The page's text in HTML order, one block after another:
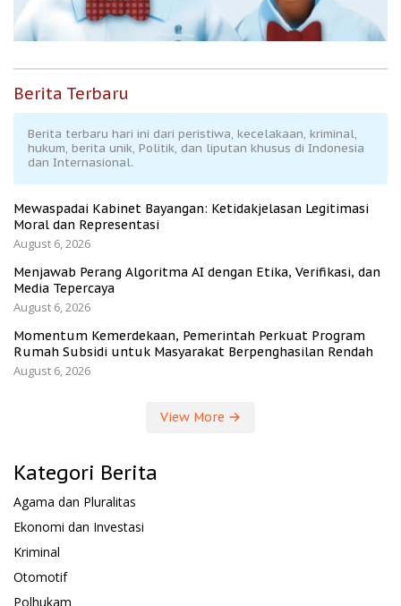
Berita Terbaru
Berita terbaru hari ini dari peristiwa, kecelakaan, kriminal,
hukum, berita unik, Politik, dan liputan khusus di Indonesia
dan Internasional.
Mewaspadai Kabinet Bayangan: Ketidakjelasan Legitimasi
Moral dan Representasi
August 6, 2026
Menjawab Perang Algoritma AI dengan Etika, Verifikasi, dan
Media Tepercaya
August 6, 2026
Momentum Kemerdekaan, Pemerintah Perkuat Program
Rumah Subsidi untuk Masyarakat Berpenghasilan Rendah
August 6, 2026
View More
Kategori Berita
Agama dan Pluralitas
Ekonomi dan Investasi
Kriminal
Otomotif
Polhukam